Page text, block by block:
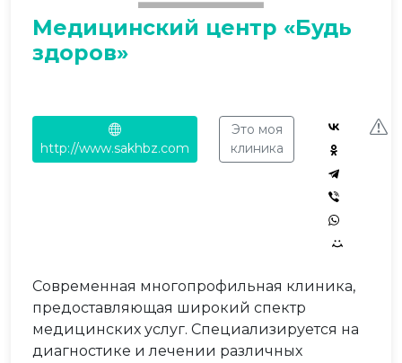
Медицинский центр «Будь
здоров»
http://www.sakhbz.com
Это моя
клиника
Современная многопрофильная клиника,
предоставляющая широкий спектр
медицинских услуг. Специализируется на
диагностике и лечении различных